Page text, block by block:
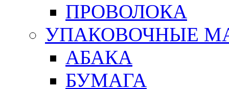
ПРОВОЛОКА
УПАКОВОЧНЫЕ
АБАКА
БУМАГА